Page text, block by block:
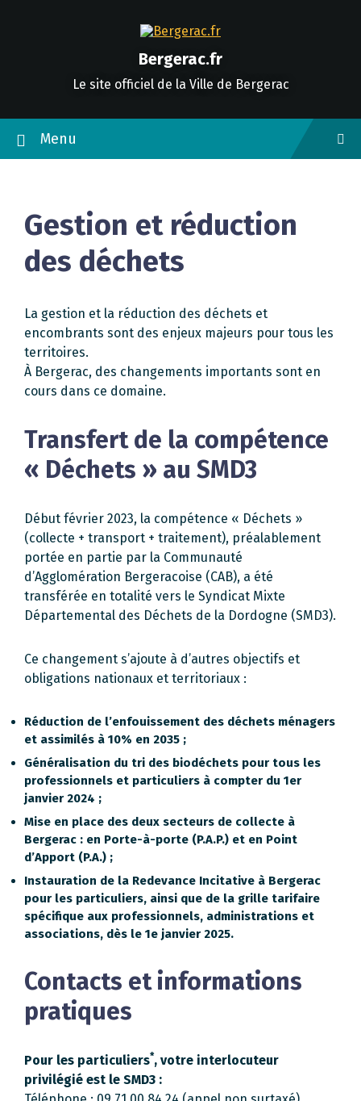
Bergerac.fr
Le site officiel de la Ville de Bergerac
Menu
Gestion et réduction
des déchets
La gestion et la réduction des déchets et
encombrants sont des enjeux majeurs pour tous les
territoires.
À Bergerac, des changements importants sont en
cours dans ce domaine.
Transfert de la compétence
« Déchets » au SMD3
Début février 2023, la compétence « Déchets »
(collecte + transport + traitement), préalablement
portée en partie par la Communauté
d’Agglomération Bergeracoise (CAB), a été
transférée en totalité vers le Syndicat Mixte
Départemental des Déchets de la Dordogne (SMD3).
Ce changement s’ajoute à d’autres objectifs et
obligations nationaux et territoriaux :
Réduction de l’enfouissement des déchets ménagers
et assimilés à 10% en 2035 ;
Généralisation du tri des biodéchets pour tous les
professionnels et particuliers à compter du 1er
janvier 2024 ;
Mise en place des deux secteurs de collecte à
Bergerac : en Porte-à-porte (P.A.P.) et en Point
d’Apport (P.A.) ;
Instauration de la Redevance Incitative à Bergerac
pour les particuliers, ainsi que de la grille tarifaire
spécifique aux professionnels, administrations et
associations, dès le 1e janvier 2025.
Contacts et informations
pratiques
Pour les particuliers*, votre interlocuteur
privilégié est le SMD3 :